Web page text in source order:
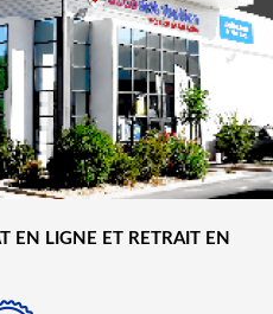
EN LIGNE ET RETRAIT EN